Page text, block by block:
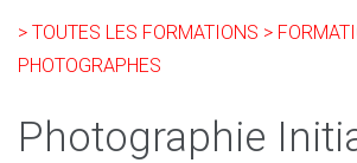
> TOUTES LES FORMATIONS >
PHOTOGRAPHES
Photographie